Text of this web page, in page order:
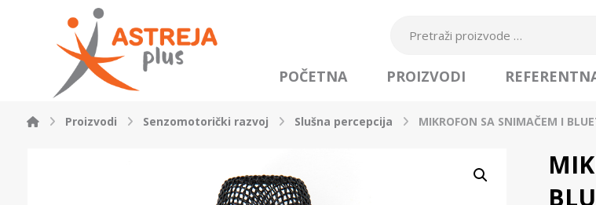
POČETNA PROIZVODI
Proizvodi Senzomotorički razvoj Slušna percepcija MIKROFON SA SNIMAČEM I